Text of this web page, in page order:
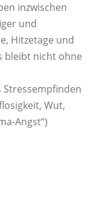
inzwischen
und
Hitzetage und
bleibt nicht ohne
Wut,
Angst“)